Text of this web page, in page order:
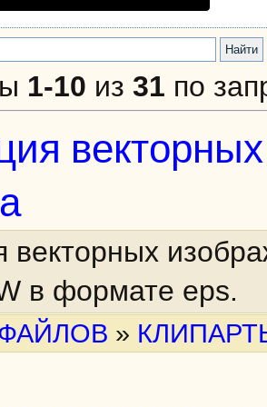
1-10 из 31 по
векторных
в формате eps.
»